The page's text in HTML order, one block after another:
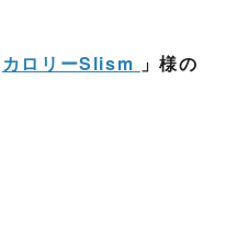
カロリーSlism 」様の